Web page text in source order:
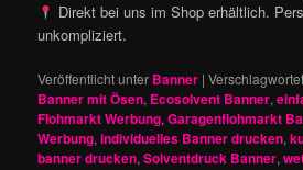
Direkt bei uns im Shop erhältlich.
unkompliziert.
Veröffentlicht unter Banner |
Banner mit Ösen, Ecosolvent Banner,
Flohmarkt Werbung,Garagenflohmarkt
Werbung,individuelles Banner drucken,
banner drucken,Solventdruck Banner,